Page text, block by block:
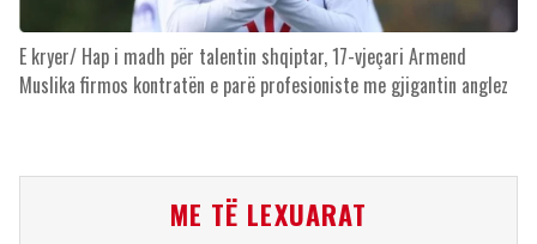
E kryer/ Hap i madh për talentin shqiptar, 17-vjeçari Armend
Muslika firmos kontratën e parë profesioniste me gjigantin anglez
ME TË LEXUARAT